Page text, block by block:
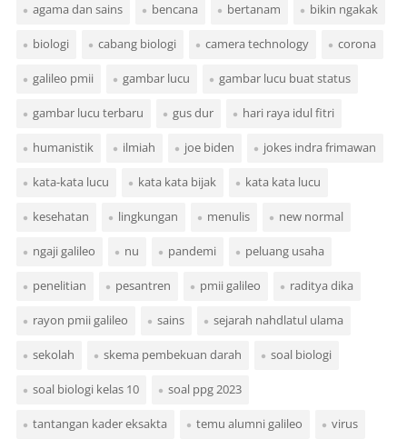
agama dan sains bencana bertanam bikin ngakak
biologi cabang biologi camera technology corona
galileo pmii gambar lucu gambar lucu buat status
gambar lucu terbaru gus dur hari raya idul fitri
humanistik ilmiah joe biden jokes indra frimawan
kata-kata lucu kata kata bijak kata kata lucu
kesehatan lingkungan menulis new normal
ngaji galileo nu pandemi peluang usaha
penelitian pesantren pmii galileo raditya dika
rayon pmii galileo sains sejarah nahdlatul ulama
sekolah skema pembekuan darah soal biologi
soal biologi kelas 10 soal ppg 2023
tantangan kader eksakta temu alumni galileo virus